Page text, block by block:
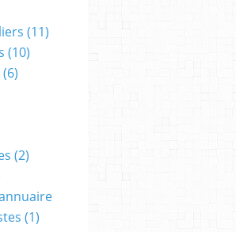
(11)
(10)
(6)
(2)
(1)